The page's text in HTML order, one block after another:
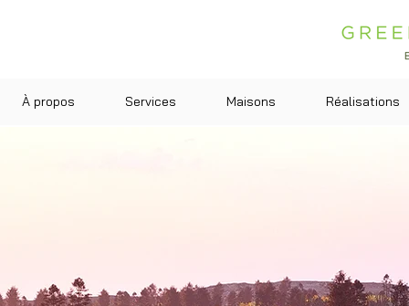
À propos Services Maisons Réalisations